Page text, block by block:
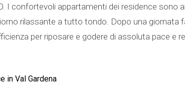
I confortevoli appartamenti dei residence
rilassante a tutto tondo. Dopo una giornata
per riposare e godere di assoluta pace e
in Val Gardena